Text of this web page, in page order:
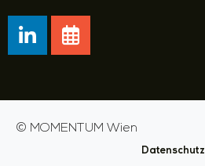
© MOMENTUM Wien
Datenschutz